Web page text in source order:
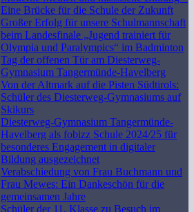
Eine Brücke für die Schule der Zukunft
Großer Erfolg für unsere Schulmannschaft
beim Landesfinale „Jugend trainiert für
Olympia und Paralympics“ im Badminton
Tag der offenen Tür am Diesterweg-
Gymnasium Tangermünde-Havelberg
Von der Altmark auf die Pisten Südtirols:
Schüler des Diesterweg-Gymnasiums auf
Skikurs
Diesterweg-Gymnasium Tangermünde-
Havelberg als fobizz Schule 2024/25 für
besonderes Engagement in digitaler
Bildung ausgezeichnet
Verabschiedung von Frau Buchmann und
Frau Mewes: Ein Dankeschön für die
gemeinsamen Jahre
Schüler der 11. Klasse zu Besuch im